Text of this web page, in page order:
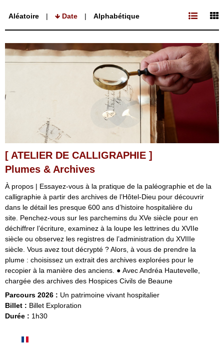
Aléatoire Date Alphabétique
Plumes & Archives
[ ATELIER DE CALLIGRAPHIE ]
À propos | Essayez-vous à la pratique de la paléographie et de la
calligraphie à partir des archives de l’Hôtel-Dieu pour découvrir
dans le détail les presque 600 ans d’histoire hospitalière du
site. Penchez-vous sur les parchemins du XVe siècle pour en
déchiffrer l’écriture, examinez à la loupe les lettrines du XVIIe
siècle ou observez les registres de l’administration du XVIIIe
siècle. Vous avez tout décrypté ? Alors, à vous de prendre la
plume : choisissez un extrait des archives explorées pour le
recopier à la manière des anciens. ● Avec Andréa Hautevelle,
chargée des archives des Hospices Civils de Beaune
Parcours 2026 : Un patrimoine vivant hospitalier
Billet : Billet Exploration
Durée : 1h30